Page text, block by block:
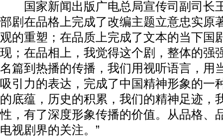
国家新闻出版广电总局宣传司副司长
部剧在品格上完成了改编主题立意忠实原
观的重塑；在品质上完成了文本的当下国
现；在品相上，我觉得这个剧，整体的强
名篇到热播的传播，我们用视听语言，用
吸引力的表达，完成了中国精神形象的一
的底蕴，历史的积累，我们的精神足迹，
性，有了深度形象传播的价值。从品格、
电视剧界的关注。”